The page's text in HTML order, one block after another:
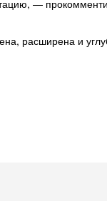
—
расширена и